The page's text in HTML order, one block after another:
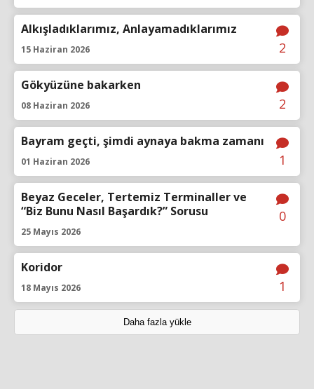
Alkışladıklarımız, Anlayamadıklarımız
15 Haziran 2026 2
Gökyüzüne bakarken
08 Haziran 2026 2
Bayram geçti, şimdi aynaya bakma zamanı
01 Haziran 2026 1
Beyaz Geceler, Tertemiz Terminaller ve
“Biz Bunu Nasıl Başardık?” Sorusu
25 Mayıs 2026
0
Koridor
18 Mayıs 2026 1
Daha fazla yükle